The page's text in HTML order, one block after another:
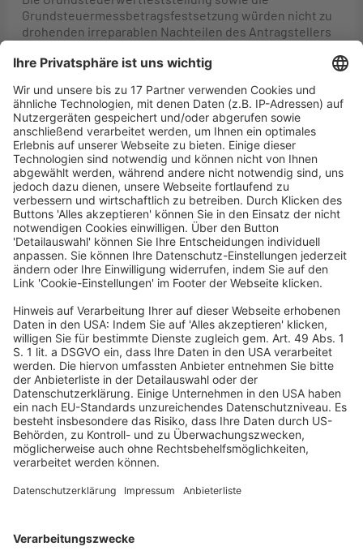
Grundsteuermessbetragsfestsetzung würden nicht zu
drohenden irreparablen Nachteilen des Antragstellers
Interesse am Gesetzesvollzug zur Sicherung einer
Außerkraftsetzung der sog. Grundsteuer B würde im
Geltungsbereich des sog. „Bundesmodells“ für einen
nicht absehbaren Zeitraum zu Einnahmeausfällen der
hebeberechtigten Kommunen in Milliardenhöhe führen.
So hätten sich im Jahr 2023 die Einnahmen aus der
Grundsteuer B auf ca. 15,08 Milliarden Euro belaufen.
Auch bei der konkret hebeberechtigten Kommune
mache die Grundsteuer 15 % der gesamten kommunalen
Einnahmen aus und sei damit von erheblicher
Bedeutung. Es sei derzeit nicht ersichtlich, dass die
Kommune die konjunkturunabhängigen
Grundsteuereinnahmen durch konjunkturabhängige
Steuern (Gewerbesteuer; Anteil Einkommen- und
Umsatzsteuer) kompensieren könne. Aufgrund der
Konjunkturunabhängigkeit und der eigenen
Hebesatzkompetenz sei die Grundsteuer auch die
einzige Einnahmequelle, die die Kommune planbar
selbst steuern könne. Für die Gewichtung des
öffentlichen Interesses könne der vorläufige
Rechtsschutz auch nicht auf einzelne Steuerpflichtige
beschränkt werden. Vielmehr sei zu erwarten, dass bei
Häufungen stattgebender Aussetzungsbeschlüsse eine
Vielzahl der Steuerpflichtigen ebenfalls unter
Zuhilfenahme von Musteranträgen gerichtliche
Aussetzung der Vollziehung beantragen werde. Die
Bundesverfassungsgerichts gleich.